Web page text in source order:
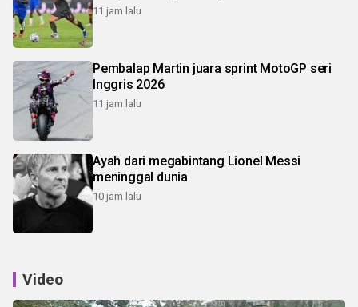
11 jam lalu
Pembalap Martin juara sprint MotoGP seri
Inggris 2026
11 jam lalu
Ayah dari megabintang Lionel Messi
meninggal dunia
10 jam lalu
Video